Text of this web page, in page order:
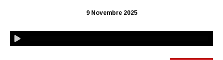
9 Novembre 2025